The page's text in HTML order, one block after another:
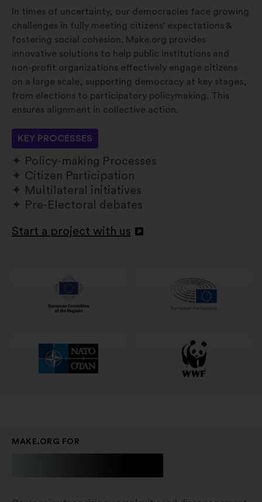
In times of uncertainty, our democracies face growing
challenges in fully meeting citizens’ expectations &
fostering social cohesion. Make.org provides
innovative solutions to help public institutions and
non-profit organizations effectively engage citizens
on a large scale, supporting democracy at key stages,
from elections to participatory policymaking. This
ensures alignment in collective action.
KEY PROCESSES
Policy-making Processes
Citizen Participation
Multilateral initiatives
Pre-Electoral debates
Start a project with us
Otevřít
MAKE.ORG FOR